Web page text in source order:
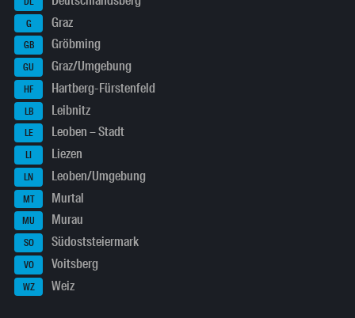
G Graz
GB Gröbming
GU Graz/Umgebung
HF Hartberg-Fürstenfeld
LB Leibnitz
LE Leoben – Stadt
LI Liezen
LN Leoben/Umgebung
MT Murtal
MU Murau
SO Südoststeiermark
VO Voitsberg
WZ Weiz